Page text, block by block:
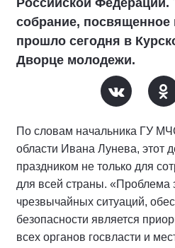
Российской Федерации.
собрание, посвященное
прошло сегодня в
Дворце молодежи.
По словам начальника ГУ
области Ивана Лунева, этот
праздником не только для
для всей страны. «Проблема
чрезвычайных ситуаций,
безопасности является
всех органов госвласти и